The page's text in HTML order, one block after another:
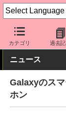
カテゴリ 過去
ケータイ Watch
ニュース
Galaxyのス
ホン